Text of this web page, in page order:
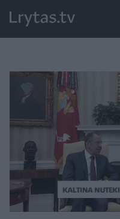
Paremkite Ukrainą